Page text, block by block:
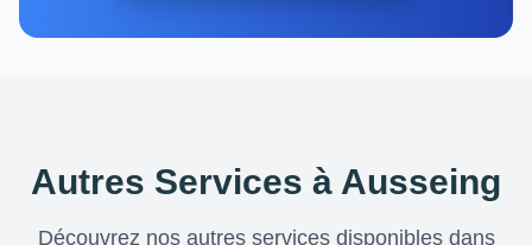
Autres Services à Ausseing
Découvrez nos autres services disponibles dans